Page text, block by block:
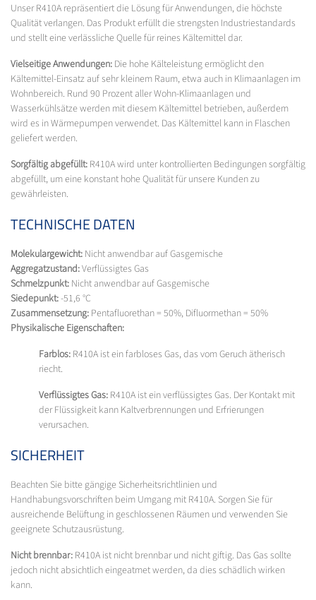
Unser R410A repräsentiert die Lösung für Anwendungen, die höchste
Qualität verlangen. Das Produkt erfüllt die strengsten Industriestandards
und stellt eine verlässliche Quelle für reines Kältemittel dar.
Vielseitige Anwendungen: Die hohe Kälteleistung ermöglicht den
Kältemittel-Einsatz auf sehr kleinem Raum, etwa auch in Klimaanlagen im
Wohnbereich. Rund 90 Prozent aller Wohn-Klimaanlagen und
Wasserkühlsätze werden mit diesem Kältemittel betrieben, außerdem
wird es in Wärmepumpen verwendet. Das Kältemittel kann in Flaschen
geliefert werden.
Sorgfältig abgefüllt: R410A wird unter kontrollierten Bedingungen sorgfältig
abgefüllt, um eine konstant hohe Qualität für unsere Kunden zu
gewährleisten.
TECHNISCHE DATEN
Molekulargewicht: Nicht anwendbar auf Gasgemische
Aggregatzustand:Verflüssigtes Gas
Schmelzpunkt: Nicht anwendbar auf Gasgemische
Siedepunkt:-51,6 °C
Zusammensetzung: Pentafluorethan = 50%, Difluormethan = 50%
Physikalische Eigenschaften:
Farblos: R410A ist ein farbloses Gas, das vom Geruch ätherisch
riecht.
Verflüssigtes Gas: R410A ist ein verflüssigtes Gas. Der Kontakt mit
der Flüssigkeit kann Kaltverbrennungen und Erfrierungen
verursachen.
SICHERHEIT
Beachten Sie bitte gängige Sicherheitsrichtlinien und
Handhabungsvorschriften beim Umgang mit R410A. Sorgen Sie für
ausreichende Belüftung in geschlossenen Räumen und verwenden Sie
geeignete Schutzausrüstung.
Nicht brennbar: R410A ist nicht brennbar und nicht giftig. Das Gas sollte
jedoch nicht absichtlich eingeatmet werden, da dies schädlich wirken
kann.